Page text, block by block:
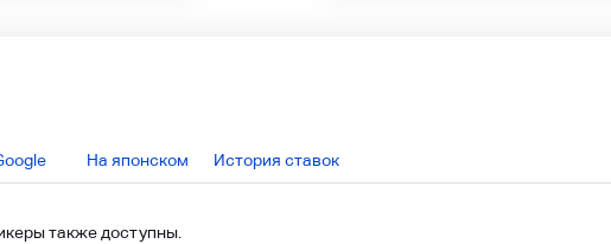
На японском История ставок
также доступны.